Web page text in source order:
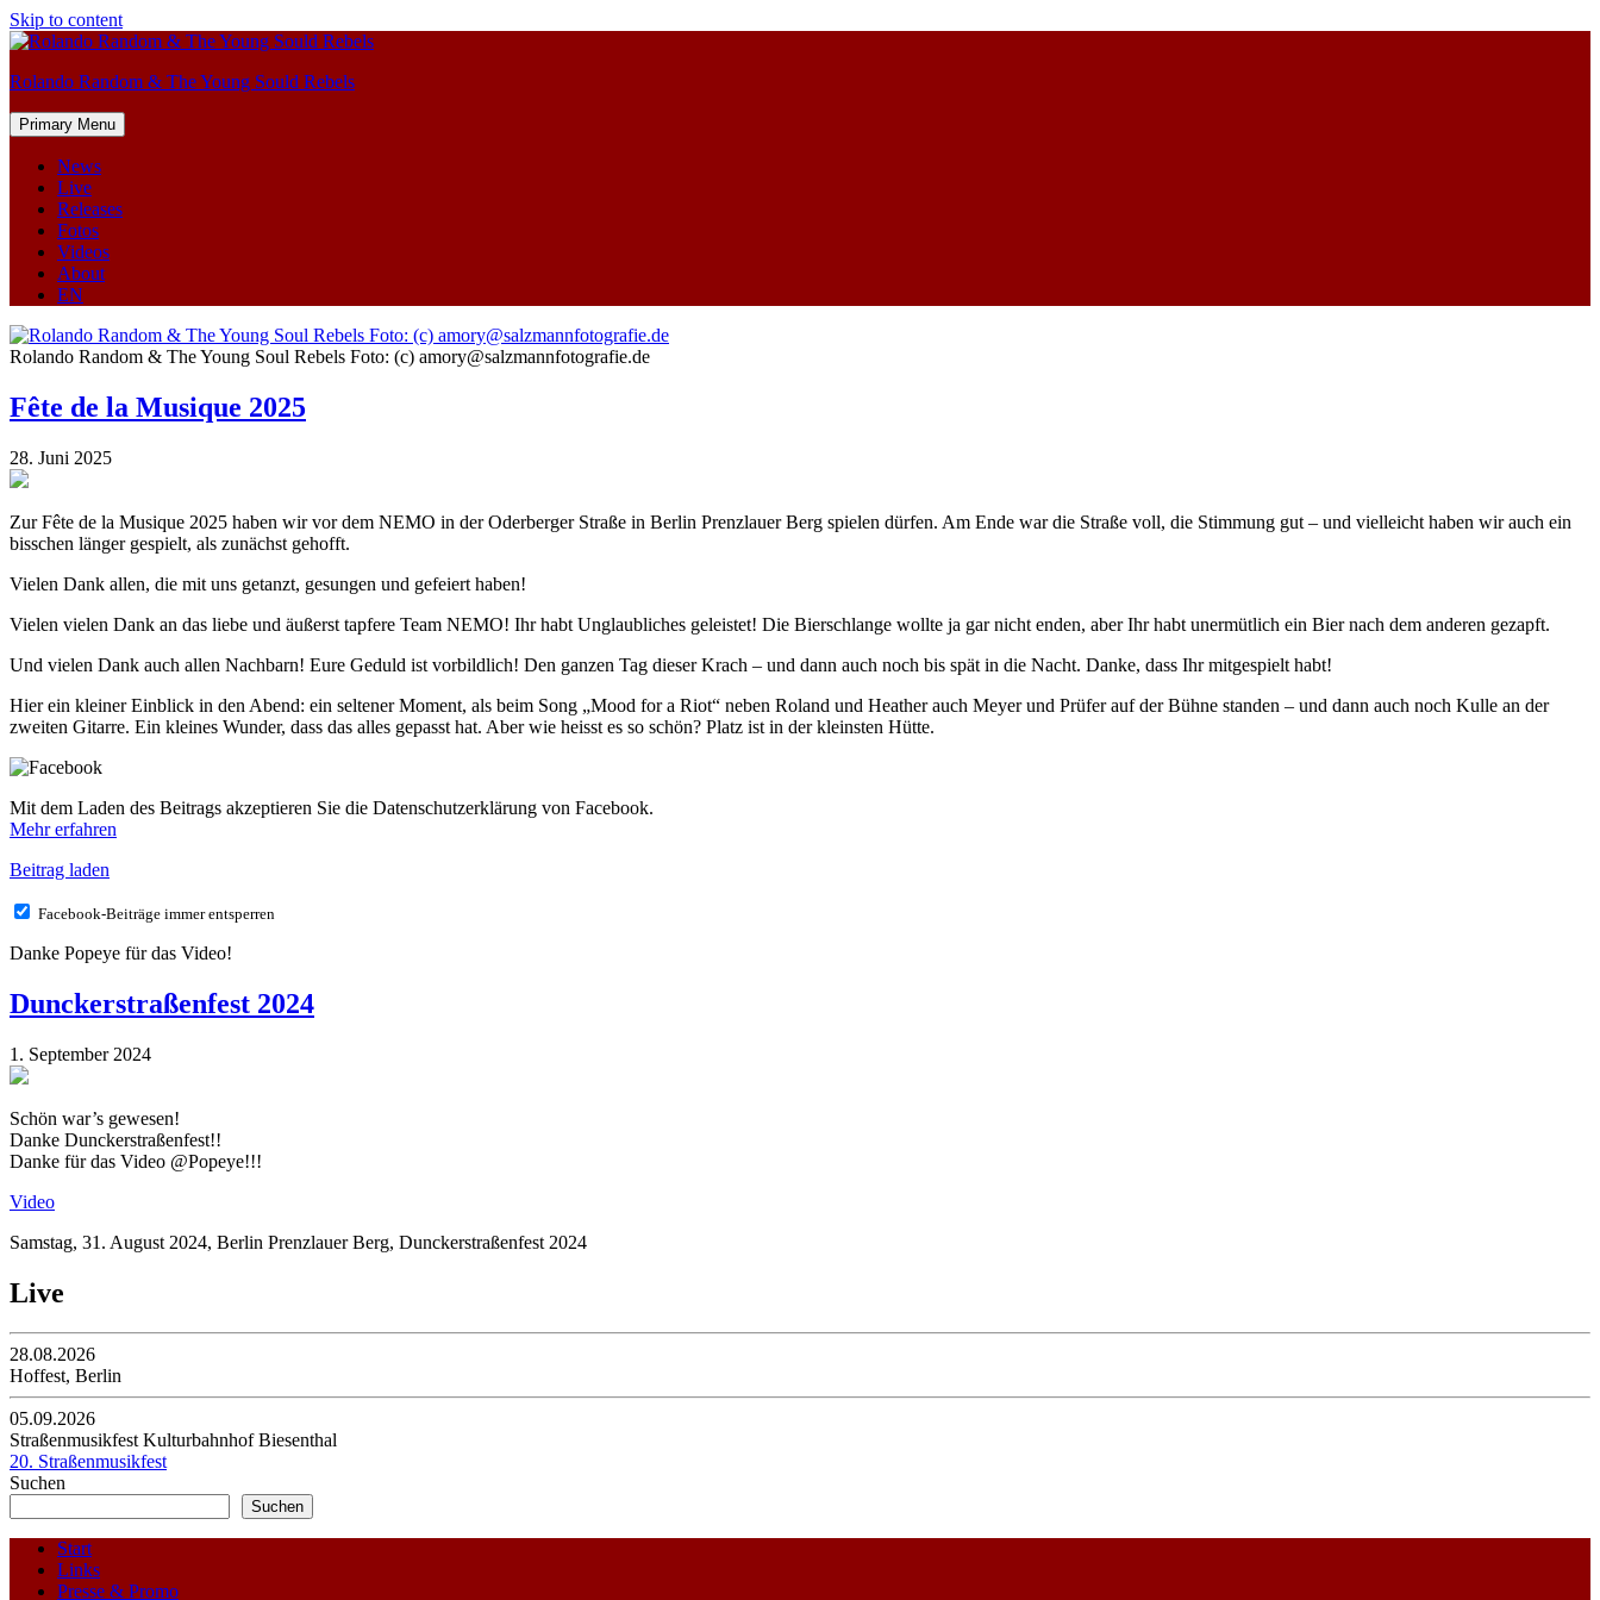
Skip to content
Rolando Random & The Young Sould Rebels
Primary Menu
News
Live
Releases
Fotos
Videos
About
EN
Rolando Random & The Young Soul Rebels Foto: (c) amory@salzmannfotografie.de
Fête de la Musique 2025
28. Juni 2025
Zur Fête de la Musique 2025 haben wir vor dem NEMO in der Oderberger Straße in Berlin Prenzlauer Berg spielen dürfen. Am Ende war die Straße voll, die Stimmung gut – und vielleicht haben wir auch ein
bisschen länger gespielt, als zunächst gehofft.
Vielen Dank allen, die mit uns getanzt, gesungen und gefeiert haben!
Vielen vielen Dank an das liebe und äußerst tapfere Team NEMO! Ihr habt Unglaubliches geleistet! Die Bierschlange wollte ja gar nicht enden, aber Ihr habt unermütlich ein Bier nach dem anderen gezapft.
Und vielen Dank auch allen Nachbarn! Eure Geduld ist vorbildlich! Den ganzen Tag dieser Krach – und dann auch noch bis spät in die Nacht. Danke, dass Ihr mitgespielt habt!
Hier ein kleiner Einblick in den Abend: ein seltener Moment, als beim Song „Mood for a Riot“ neben Roland und Heather auch Meyer und Prüfer auf der Bühne standen – und dann auch noch Kulle an der
zweiten Gitarre. Ein kleines Wunder, dass das alles gepasst hat. Aber wie heisst es so schön? Platz ist in der kleinsten Hütte.
Mit dem Laden des Beitrags akzeptieren Sie die Datenschutzerklärung von Facebook.
Mehr erfahren
Beitrag laden
Facebook-Beiträge immer entsperren
Danke Popeye für das Video!
Dunckerstraßenfest 2024
1. September 2024
Schön war’s gewesen!
Danke Dunckerstraßenfest!!
Danke für das Video @Popeye!!!
Video
Samstag, 31. August 2024, Berlin Prenzlauer Berg, Dunckerstraßenfest 2024
Live
28.08.2026
Hoffest, Berlin
05.09.2026
Straßenmusikfest Kulturbahnhof Biesenthal
20. Straßenmusikfest
Suchen
Suchen
Start
Links
Presse & Promo